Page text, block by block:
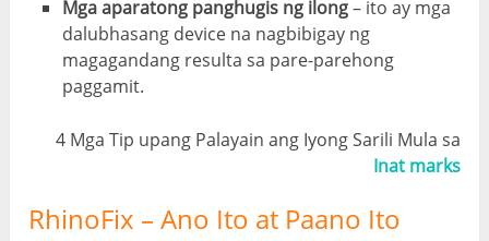
Mga aparatong panghugis ng ilong– ito ay mga
dalubhasang device na nagbibigay ng
magagandang resulta sa pare-parehong
paggamit.
4 Mga Tip upang Palayain ang Iyong Sarili Mula sa
Inat marks
RhinoFix – Ano Ito at Paano Ito